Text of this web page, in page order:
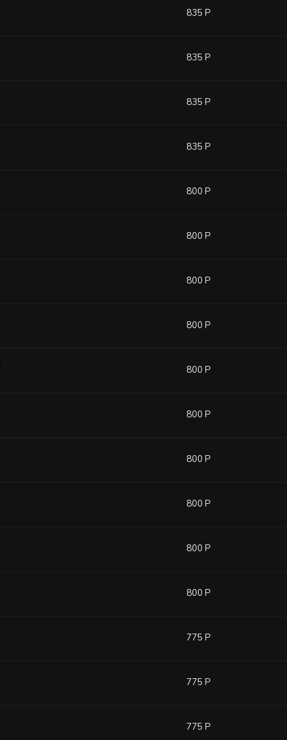
835 Р
835 Р
835 Р
835 Р
800 Р
800 Р
800 Р
800 Р
800 Р
800 Р
800 Р
800 Р
800 Р
800 Р
775 Р
775 Р
775 Р